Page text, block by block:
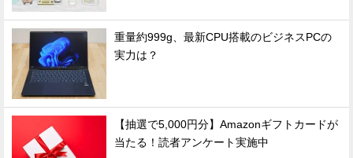
重量約999g、最新CPU搭載のビジネスPCの
実力は？
【抽選で5,000円分】Amazonギフトカードが
当たる！読者アンケート実施中